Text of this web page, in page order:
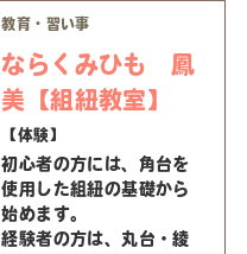
教育・習い事
ならくみひも 鳳
美【組紐教室】
【体験】
初心者の方には、角台を
使用した組紐の基礎から
始めます。
経験者の方は、丸台・綾